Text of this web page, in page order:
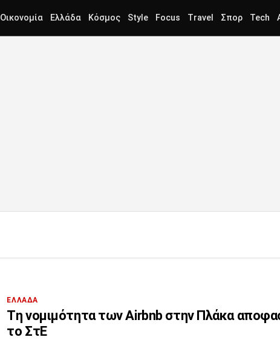
Οικονομία Ελλάδα Κόσμος Style Focus Travel Σπορ Tech
ΕΛΛΑΔΑ
Tη νομιμότητα των Airbnb στην Πλάκα
το ΣτΕ